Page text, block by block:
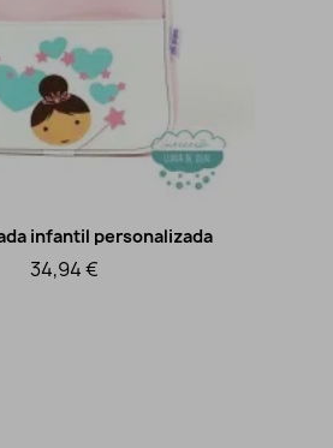
Vista rápida
infantil personalizada
34,94 €